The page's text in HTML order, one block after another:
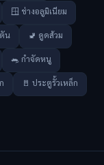
🪟 ช่างอลูมิเนียม
น 🚽 ดูดส้วม
🐀 กำจัดหนู
🚪 ประตูรั้วเหล็ก